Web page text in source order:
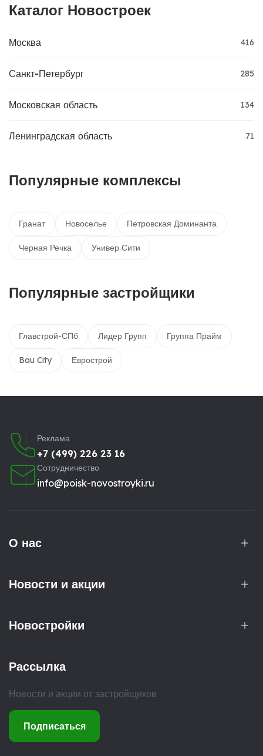
Каталог Новостроек
Москва 416
Санкт-Петербург 285
Московская область 134
Ленинградская область 71
Популярные комплексы
Гранат Новоселье Петровская Доминанта
Черная Речка Универ Сити
Популярные застройщики
Главстрой-СПб Лидер Групп Группа Прайм
Bau City Еврострой
Реклама
+7 (499) 226 23 16
Сотрудничество
info@poisk-novostroyki.ru
О нас
Новости и акции
Новостройки
Рассылка
Новости и акции от застройщиков
Подписаться